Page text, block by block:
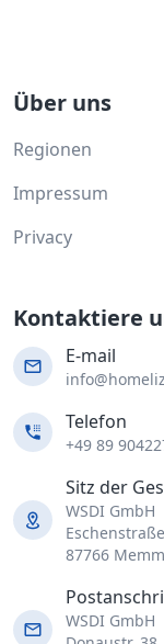
Über uns
Regionen
Impressum
Privacy
Kontaktiere
E-mail
Telefon
+49 89
Sitz der
WSDI GmbH
87766
WSDI GmbH